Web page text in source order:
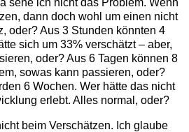
dann doch wohl um einen nicht
oder? Aus 3 Stunden könnten 4
sich um 33% verschätzt – aber,
oder? Aus 6 Tagen können 8
sowas kann passieren, oder?
6 Wochen. Wer hätte das nicht
erlebt. Alles normal, oder?
beim Verschätzen. Ich glaube